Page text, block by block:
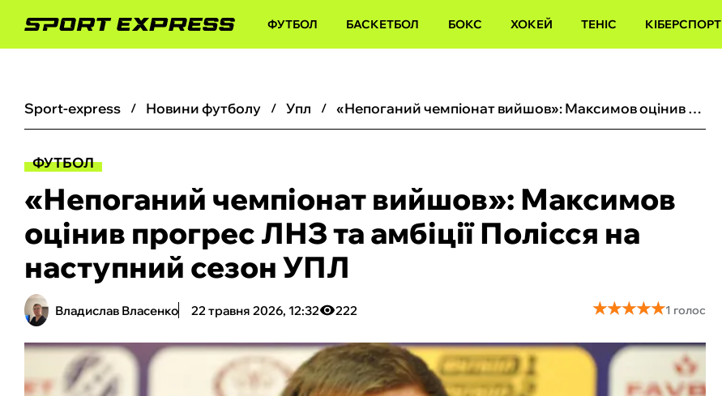
ФУТБОЛ БАСКЕТБОЛ БОКС ХОКЕЙ ТЕНІС КІБЕРСПОРТ
sport-express новини футболу упл «Непоганий чемпіонат вийшов»: Максимов оцінив прогрес ЛНЗ та амбіції Полісся на наступний сезон УПЛ
ФУТБОЛ
«Непоганий чемпіонат вийшов»: Максимов
оцінив прогрес ЛНЗ та амбіції Полісся на
наступний сезон УПЛ
Владислав Власенко 22 травня 2026, 12:32 222 ★★★★★
★★★★★1 голос